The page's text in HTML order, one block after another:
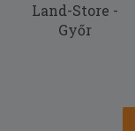
Land-Store -
Győr